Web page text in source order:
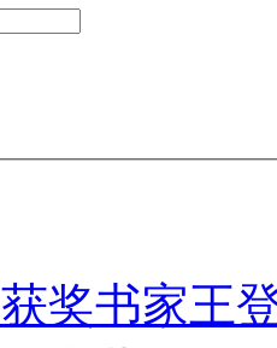
奖书家王